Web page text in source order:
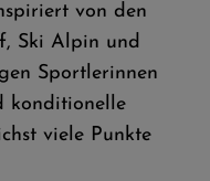
von den
Ski Alpin und
Sportlerinnen
konditionelle
viele Punkte